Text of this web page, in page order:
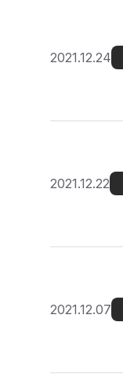
2021.12.24
2021.12.22
2021.12.07